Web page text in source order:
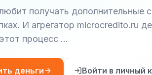
получать дополнительные
И агрегатор microcredito.ru
процесс …
деньги Войти в личный